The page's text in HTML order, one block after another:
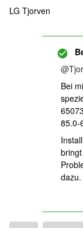
LG Tjorven
Bei
85.0-
dazu.